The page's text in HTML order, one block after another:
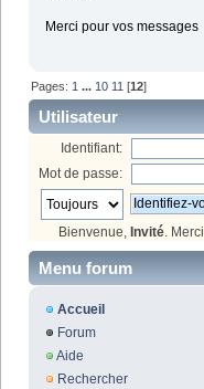
Merci pour vos messages
Pages: 1 ... 10 11 [12]
Utilisateur
Identifiant:
Mot de passe:
Bienvenue, Invité.
Menu forum
Accueil
Forum
Aide
Rechercher